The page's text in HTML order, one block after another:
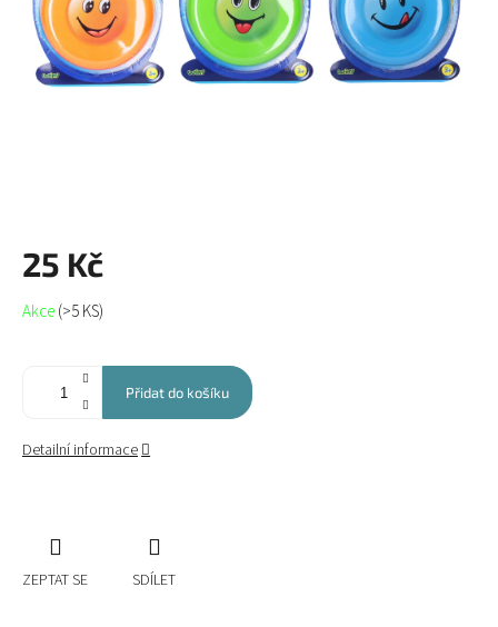
25 Kč
Měrná
cena:
Akce(>5 KS)
Přidat do košíku
Detailní informace
ZEPTAT SE SDÍLET